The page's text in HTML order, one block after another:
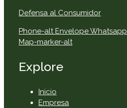
Defensa al Consumidor
Phone-alt EnvelopeWhatsapp
Map-marker-alt
Explore
Inicio
Empresa